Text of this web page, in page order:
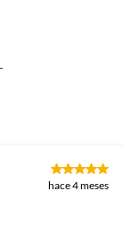
hace 4 meses